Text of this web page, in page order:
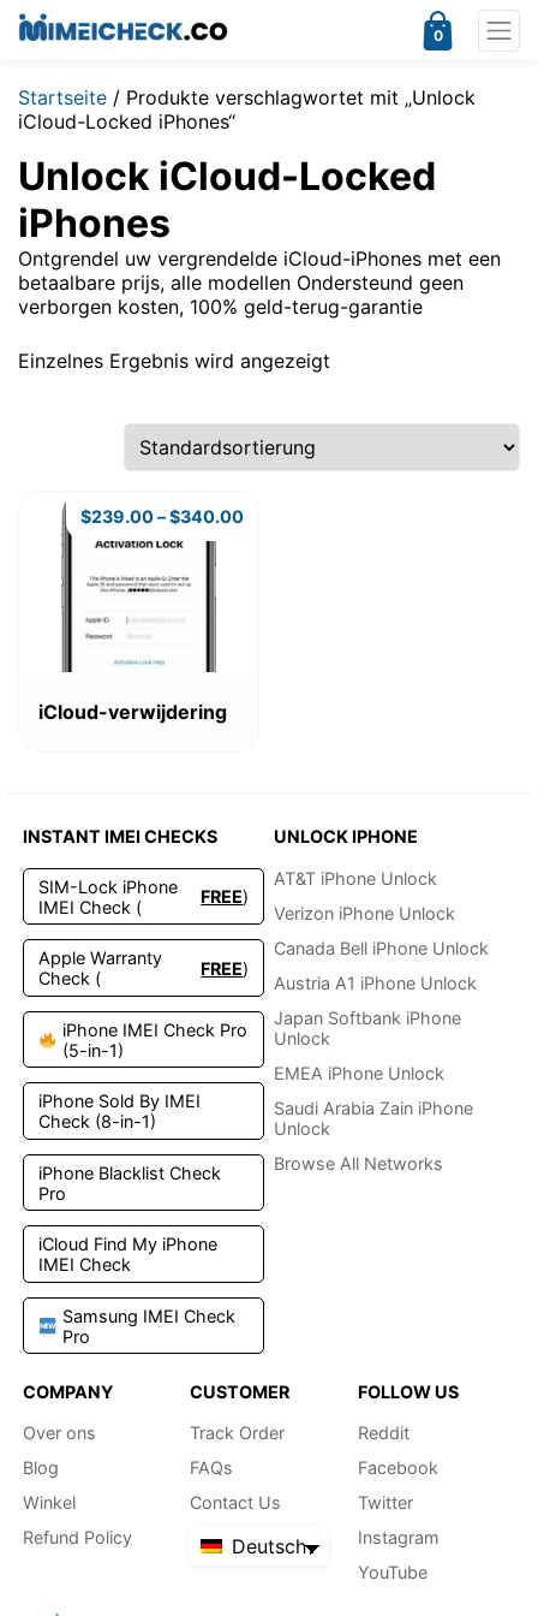
0
Startseite / Produkte verschlagwortet mit „Unlock
iCloud-Locked iPhones“
Unlock iCloud-Locked
iPhones
Ontgrendel uw vergrendelde iCloud-iPhones met een
betaalbare prijs, alle modellen Ondersteund geen
verborgen kosten, 100% geld-terug-garantie
Einzelnes Ergebnis wird angezeigt
iCloud-verwijdering
$239.00–$340.00
Produkt
Die
Optionen
können
auf
der
Produktseite
gewählt
werden
INSTANT IMEI CHECKS
SIM-Lock iPhone
IMEI Check (
FREE)
Apple Warranty
Check (
FREE)
iPhone IMEI Check Pro
(5-in-1)
iPhone Sold By IMEI
Check (8-in-1)
iPhone Blacklist Check
Pro
iCloud Find My iPhone
IMEI Check
Samsung IMEI Check
Pro
UNLOCK IPHONE
AT&T iPhone Unlock
Verizon iPhone Unlock
Canada Bell iPhone Unlock
Austria A1 iPhone Unlock
Japan Softbank iPhone
Unlock
EMEA iPhone Unlock
Saudi Arabia Zain iPhone
Unlock
Browse All Networks
COMPANY
Over ons
Blog
Winkel
Refund Policy
CUSTOMER
Track Order
FAQs
Contact Us
Deutsch
FOLLOW US
Reddit
Facebook
Twitter
Instagram
YouTube